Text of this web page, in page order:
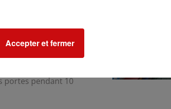
SES PORTES
10 JOURS
portes pendant 10
Accepter et fermer